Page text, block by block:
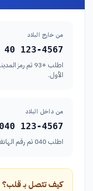
من خارج البلاد
40 123-4567
الأول.
من داخل البلاد
040 123-4567
اطلب 040 ثم رقم الهاتف.
كيف تتصل بـ قلب؟